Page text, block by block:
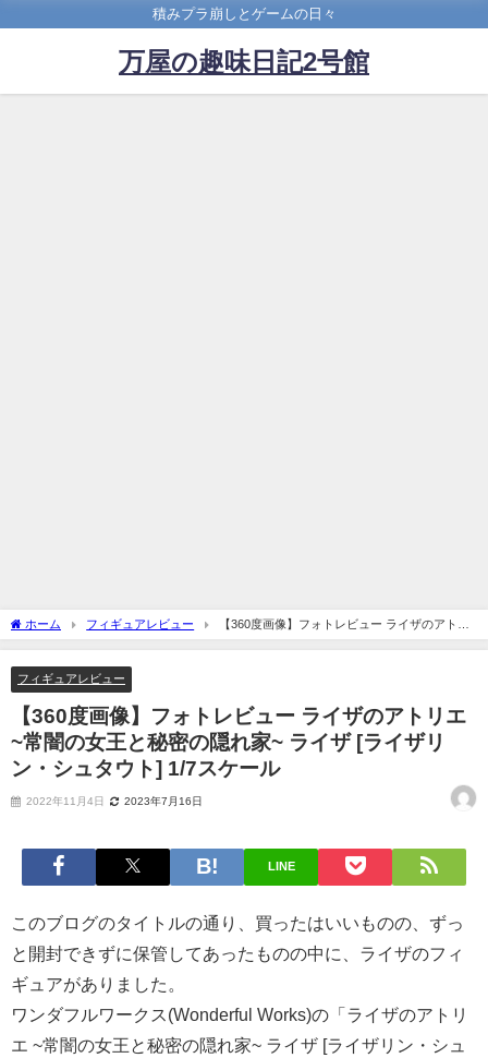
積みプラ崩しとゲームの日々
万屋の趣味日記2号館
ホーム フィギュアレビュー
【360度画像】フォトレビュー ライザのアトリ
エ ~常闇の女王と秘密の隠れ家~ ライザ [ライザリン・シュタウト] 1/7スケール
フィギュアレビュー
【360度画像】フォトレビュー ライザのアトリエ
~常闇の女王と秘密の隠れ家~ ライザ [ライザリ
ン・シュタウト] 1/7スケール
2022年11月4日 2023年7月16日
LINE
このブログのタイトルの通り、買ったはいいものの、ずっ
と開封できずに保管してあったものの中に、ライザのフィ
ギュアがありました。
ワンダフルワークス(Wonderful Works)の「ライザのアトリ
エ ~常闇の女王と秘密の隠れ家~ ライザ [ライザリン・シュ